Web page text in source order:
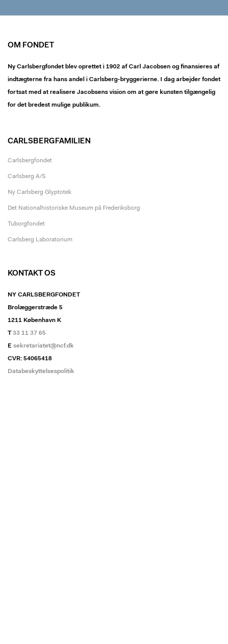
OM FONDET
Ny Carlsbergfondet blev oprettet i 1902 af Carl Jacobsen og finansieres af
indtægterne fra hans andel i Carlsberg-bryggerierne. I dag arbejder fondet
fortsat med at realisere Jacobsens vision om at gøre kunsten tilgængelig
for det bredest mulige publikum.
CARLSBERGFAMILIEN
Carlsbergfondet
Carlsberg A/S
Ny Carlsberg Glyptotek
Det Nationalhistoriske Museum på Frederiksborg
Tuborgfondet
Carlsberg Laboratorium
KONTAKT OS
NY CARLSBERGFONDET
Brolæggerstræde 5
1211 København K
T33 11 37 65
E sekretariatet@ncf.dk
CVR: 54065418
Databeskyttelsespolitik